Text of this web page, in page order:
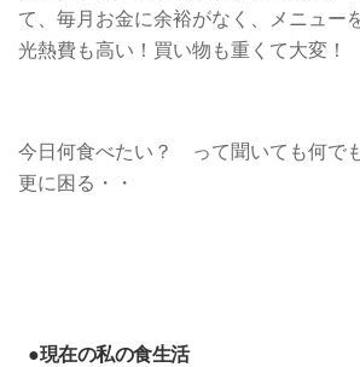
て、毎月お金に余裕がなく、メニュー
光熱費も高い！買い物も重くて大変！
今日何食べたい？ って聞いても何で
更に困る・・
●現在の私の食生活